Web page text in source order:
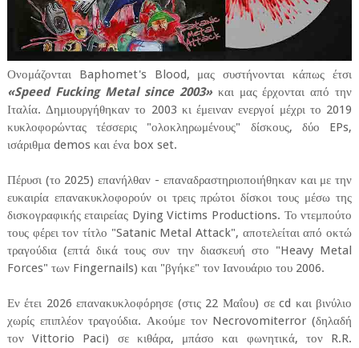
Ονομάζονται Baphomet's Blood, μας συστήνονται κάπως έτσι
«Speed Fucking Metal since 2003» και μας έρχονται από την
Ιταλία. Δημιουργήθηκαν το 2003 κι έμειναν ενεργοί μέχρι το 2019
κυκλοφορώντας τέσσερις "ολοκληρωμένους" δίσκους, δύο EPs,
ισάριθμα demos και ένα box set.
Πέρυσι (το 2025) επανήλθαν - επαναδραστηριοποιήθηκαν και με την
ευκαιρία επανακυκλοφορούν οι τρεις πρώτοι δίσκοι τους μέσω της
δισκογραφικής εταιρείας Dying Victims Productions. Το ντεμπούτο
τους φέρει τον τίτλο "Satanic Metal Attack", αποτελείται από οκτώ
τραγούδια (επτά δικά τους συν την διασκευή στο "Heavy Metal
Forces" των Fingernails) και "βγήκε" τον Ιανουάριο του 2006.
Εν έτει 2026 επανακυκλοφόρησε (στις 22 Μαΐου) σε cd και βινύλιο
χωρίς επιπλέον τραγούδια. Ακούμε τον Necrovomiterror (δηλαδή
τον Vittorio Paci) σε κιθάρα, μπάσο και φωνητικά, τον R.R.